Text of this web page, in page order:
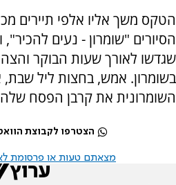
הטקס משך אליו אלפי תיירים
הסיורים "שומרון - נעים להכיר",
שגדשו לאורך שעות הבוקר
בשומרון. אמש, בחצות ליל שבת,
השומרונית את קרבן הפסח
הצטרפו לקבוצת
מצאתם טעות או פרסומת לא